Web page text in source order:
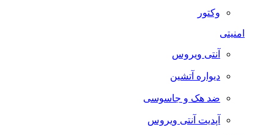
وکتور
امنیتی
آنتی ویروس
دیواره آتشین
ضد هک و جاسوسی
آپدیت آنتی ویروس